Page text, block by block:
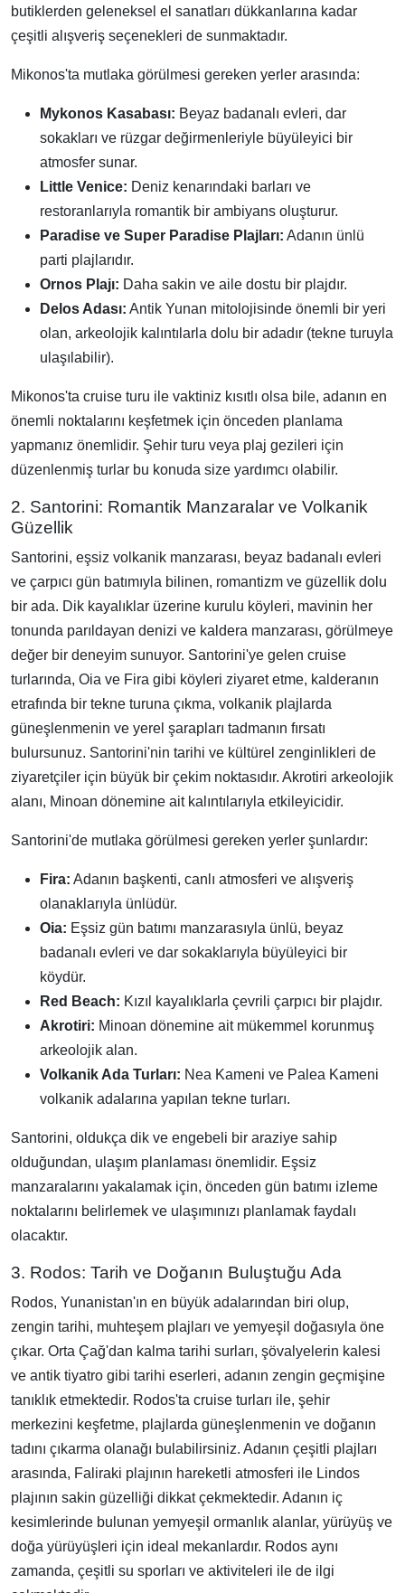
butiklerden geleneksel el sanatları dükkanlarına kadar
çeşitli alışveriş seçenekleri de sunmaktadır.
Mikonos'ta mutlaka görülmesi gereken yerler arasında:
Mykonos Kasabası: Beyaz badanalı evleri, dar
sokakları ve rüzgar değirmenleriyle büyüleyici bir
atmosfer sunar.
Little Venice: Deniz kenarındaki barları ve
restoranlarıyla romantik bir ambiyans oluşturur.
Paradise ve Super Paradise Plajları: Adanın ünlü
parti plajlarıdır.
Ornos Plajı: Daha sakin ve aile dostu bir plajdır.
Delos Adası: Antik Yunan mitolojisinde önemli bir yeri
olan, arkeolojik kalıntılarla dolu bir adadır (tekne turuyla
ulaşılabilir).
Mikonos'ta cruise turu ile vaktiniz kısıtlı olsa bile, adanın en
önemli noktalarını keşfetmek için önceden planlama
yapmanız önemlidir. Şehir turu veya plaj gezileri için
düzenlenmiş turlar bu konuda size yardımcı olabilir.
2. Santorini: Romantik Manzaralar ve Volkanik
Güzellik
Santorini, eşsiz volkanik manzarası, beyaz badanalı evleri
ve çarpıcı gün batımıyla bilinen, romantizm ve güzellik dolu
bir ada. Dik kayalıklar üzerine kurulu köyleri, mavinin her
tonunda parıldayan denizi ve kaldera manzarası, görülmeye
değer bir deneyim sunuyor. Santorini'ye gelen cruise
turlarında, Oia ve Fira gibi köyleri ziyaret etme, kalderanın
etrafında bir tekne turuna çıkma, volkanik plajlarda
güneşlenmenin ve yerel şarapları tadmanın fırsatı
bulursunuz. Santorini'nin tarihi ve kültürel zenginlikleri de
ziyaretçiler için büyük bir çekim noktasıdır. Akrotiri arkeolojik
alanı, Minoan dönemine ait kalıntılarıyla etkileyicidir.
Santorini'de mutlaka görülmesi gereken yerler şunlardır:
Fira: Adanın başkenti, canlı atmosferi ve alışveriş
olanaklarıyla ünlüdür.
Oia: Eşsiz gün batımı manzarasıyla ünlü, beyaz
badanalı evleri ve dar sokaklarıyla büyüleyici bir
köydür.
Red Beach: Kızıl kayalıklarla çevrili çarpıcı bir plajdır.
Akrotiri: Minoan dönemine ait mükemmel korunmuş
arkeolojik alan.
Volkanik Ada Turları: Nea Kameni ve Palea Kameni
volkanik adalarına yapılan tekne turları.
Santorini, oldukça dik ve engebeli bir araziye sahip
olduğundan, ulaşım planlaması önemlidir. Eşsiz
manzaralarını yakalamak için, önceden gün batımı izleme
noktalarını belirlemek ve ulaşımınızı planlamak faydalı
olacaktır.
3. Rodos: Tarih ve Doğanın Buluştuğu Ada
Rodos, Yunanistan'ın en büyük adalarından biri olup,
zengin tarihi, muhteşem plajları ve yemyeşil doğasıyla öne
çıkar. Orta Çağ'dan kalma tarihi surları, şövalyelerin kalesi
ve antik tiyatro gibi tarihi eserleri, adanın zengin geçmişine
tanıklık etmektedir. Rodos'ta cruise turları ile, şehir
merkezini keşfetme, plajlarda güneşlenmenin ve doğanın
tadını çıkarma olanağı bulabilirsiniz. Adanın çeşitli plajları
arasında, Faliraki plajının hareketli atmosferi ile Lindos
plajının sakin güzelliği dikkat çekmektedir. Adanın iç
kesimlerinde bulunan yemyeşil ormanlık alanlar, yürüyüş ve
doğa yürüyüşleri için ideal mekanlardır. Rodos aynı
zamanda, çeşitli su sporları ve aktiviteleri ile de ilgi